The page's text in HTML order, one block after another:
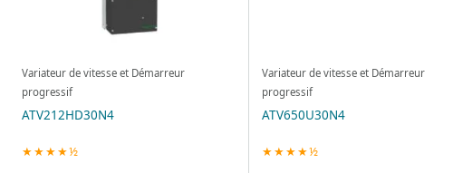
Variateur de vitesse et Démarreur
progressif
ATV212HD30N4
★★★★½
Variateur de vitesse et Démarreur
progressif
ATV650U30N4
★★★★½